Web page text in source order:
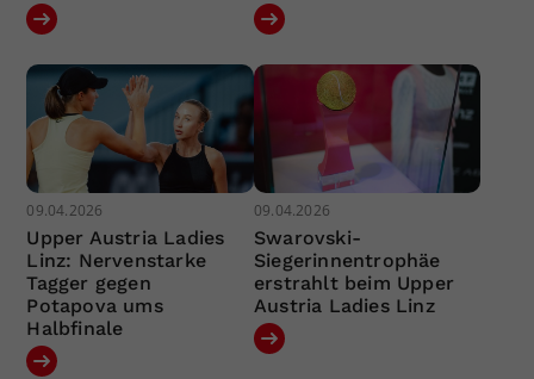
09.04.2026
Upper Austria Ladies
Linz: Nervenstarke
Tagger gegen
Potapova ums
Halbfinale
09.04.2026
Swarovski-
Siegerinnentrophäe
erstrahlt beim Upper
Austria Ladies Linz